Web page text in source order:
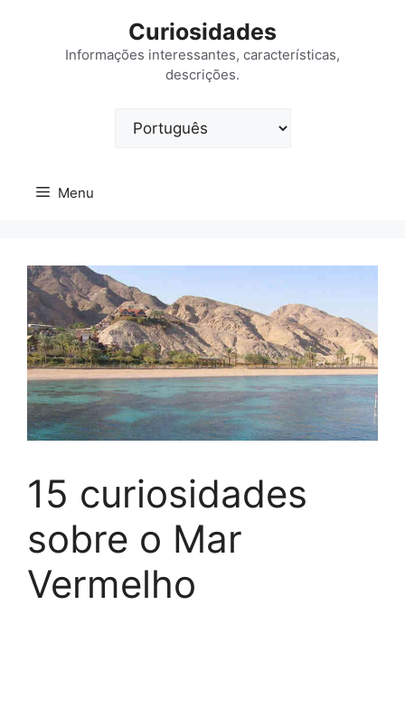
Curiosidades
Informações interessantes, características,
descrições.
Escolha
Menu
15 curiosidades
sobre o Mar
Vermelho